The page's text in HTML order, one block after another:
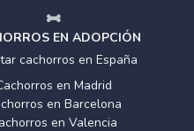
EN ADOPCIÓN
cachorros en España
en Madrid
en Barcelona
en Valencia